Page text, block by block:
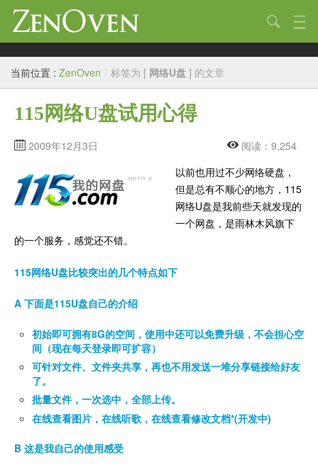
技术
生活
作品
标签
归档
链接
当前位置 : ZenOven / 标签为 [ 网络U盘 ] 的文章
115网络U盘试用心得
2009年12月3日
阅读：9,254
以前也用过不少网络硬盘，
但是总有不顺心的地方，115
网络U盘是我前些天就发现的
一个网盘，是雨林木风旗下
的一个服务，感觉还不错。
115网络U盘比较突出的几个特点如下
A 下面是115U盘自己的介绍
初始即可拥有8G的空间，使用中还可以免费升级，不会担心空
间（现在每天登录即可扩容）
可针对文件、文件夹共享，再也不用发送一堆分享链接给好友
了。
批量文件，一次选中，全部上传。
在线查看图片，在线听歌，在线查看修改文档*(开发中)
B 这是我自己的使用感受